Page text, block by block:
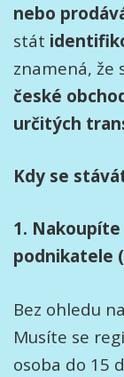
nebo
stát
znamená, že
české
určitých
Kdy se
1.
podnikatele
Bez ohledu
Musíte se
osoba do 15